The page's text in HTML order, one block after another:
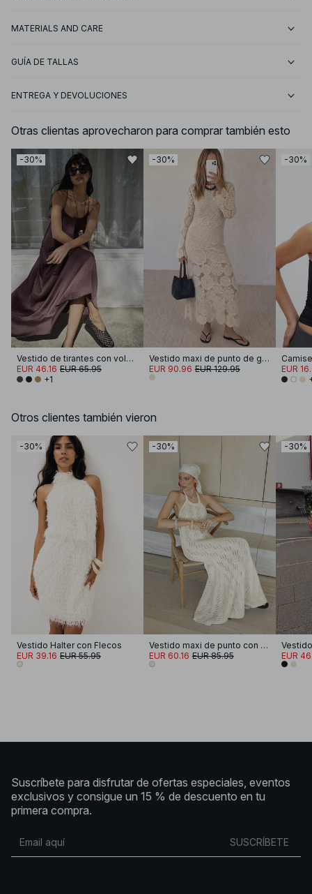
MATERIALS AND CARE
GUÍA DE TALLAS
ENTREGA Y DEVOLUCIONES
Otras clientas aprovecharon para comprar también esto
-30%
Vestido de tirantes con volúmenes fruncidos
EUR 46.16 EUR 65.95
+1
-30%
Vestido maxi de punto de ganchillo acampanado
EUR 90.96 EUR 129.95
-30%
EUR
Otros clientes también vieron
-30%
Vestido Halter con Flecos
EUR 39.16 EUR 55.95
-30%
Vestido maxi de punto con banda atada
EUR 60.16 EUR 85.95
-30%
EUR
Suscríbete para disfrutar de ofertas especiales, eventos
exclusivos y consigue un 15 % de descuento en tu
primera compra.
SUSCRÍBETE